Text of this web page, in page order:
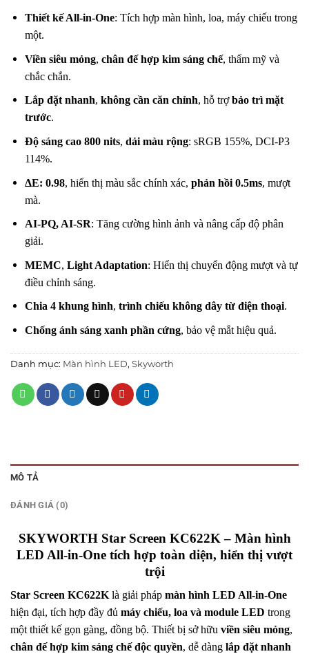
Thiết kế All-in-One: Tích hợp màn hình, loa, máy chiếu trong
một.
Viền siêu mỏng, chân đế hợp kim sáng chế, thẩm mỹ và
chắc chắn.
Lắp đặt nhanh, không cần căn chỉnh, hỗ trợbảo trì mặt
trước.
Độ sáng cao 800 nits, dải màu rộng: sRGB 155%, DCI-P3
114%.
ΔE: 0.98, hiển thị màu sắc chính xác, phản hồi 0.5ms, mượt
mà.
AI-PQ, AI-SR: Tăng cường hình ảnh và nâng cấp độ phân
giải.
MEMC, Light Adaptation: Hiển thị chuyển động mượt và tự
điều chỉnh sáng.
Chia 4 khung hình, trình chiếu không dây từ điện thoại.
Chống ánh sáng xanh phần cứng, bảo vệ mắt hiệu quả.
Danh mục: Màn hình LED, Skyworth
MÔ TẢ
ĐÁNH GIÁ (0)
SKYWORTH Star Screen KC622K – Màn hình
LED All-in-One tích hợp toàn diện, hiển thị vượt
trội
Star Screen KC622K là giải pháp màn hình LED All-in-One
hiện đại, tích hợp đầy đủ máy chiếu, loa và module LED trong
một thiết kế gọn gàng, đồng bộ. Thiết bị sở hữu viền siêu mỏng,
chân đế hợp kim sáng chế độc quyền, dễ dàng lắp đặt nhanh